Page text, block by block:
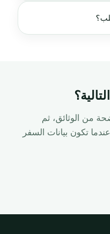
من الوثائق، ثم
تكون بيانات السفر